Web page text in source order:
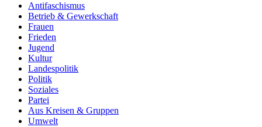
Antifaschismus
Betrieb & Gewerkschaft
Frauen
Frieden
Jugend
Kultur
Landespolitik
Politik
Soziales
Partei
Aus Kreisen & Gruppen
Umwelt